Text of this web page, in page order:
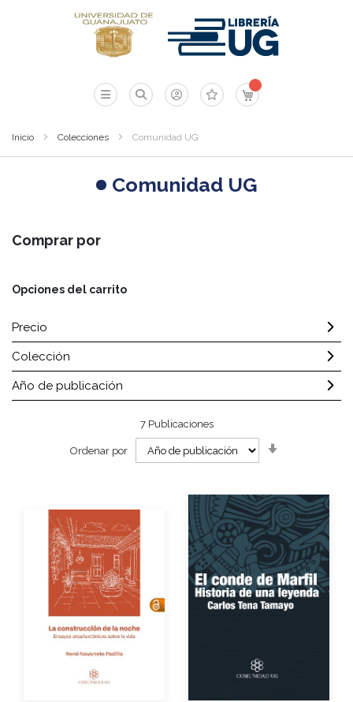
Mi carrito
Inicio Colecciones Comunidad UG
Comunidad UG
Comprar por
Opciones del carrito
Precio
Colección
Año de publicación
7Publicaciones
Ordenar por
Autor
Año de edición
Autor
Año de edición